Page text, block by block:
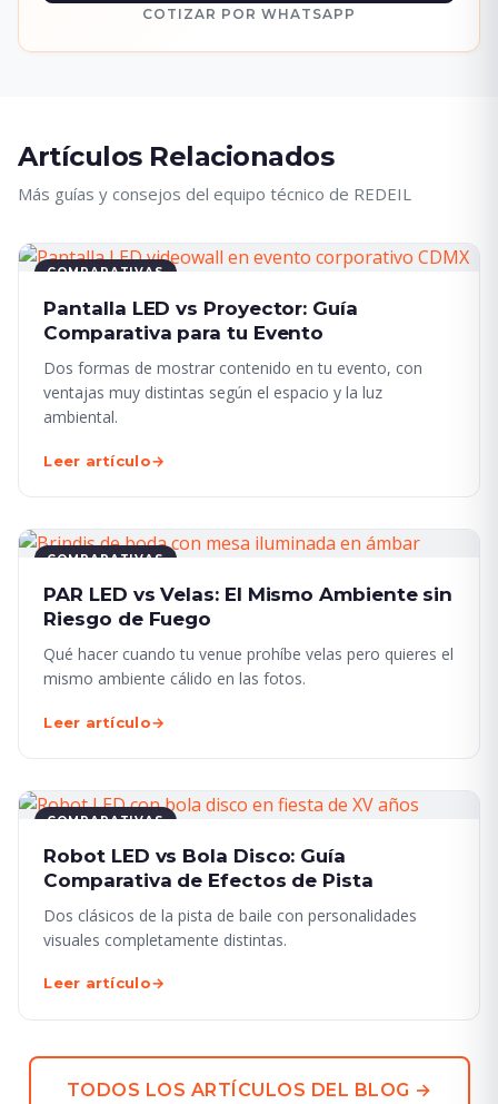
COTIZAR POR WHATSAPP
Artículos Relacionados
Más guías y consejos del equipo técnico de REDEIL
COMPARATIVAS
Pantalla LED vs Proyector: Guía
Comparativa para tu Evento
Dos formas de mostrar contenido en tu evento, con
ventajas muy distintas según el espacio y la luz
ambiental.
Leer artículo→
COMPARATIVAS
PAR LED vs Velas: El Mismo Ambiente sin
Riesgo de Fuego
Qué hacer cuando tu venue prohíbe velas pero quieres el
mismo ambiente cálido en las fotos.
Leer artículo→
COMPARATIVAS
Robot LED vs Bola Disco: Guía
Comparativa de Efectos de Pista
Dos clásicos de la pista de baile con personalidades
visuales completamente distintas.
Leer artículo→
TODOS LOS ARTÍCULOS DEL BLOG →